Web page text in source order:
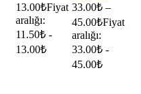
13.00₺Fiyat
aralığı:
11.50₺ -
13.00₺
33.00₺ –
45.00₺Fiyat
aralığı:
33.00₺ -
45.00₺